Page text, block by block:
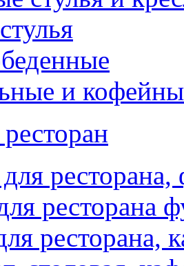
и
ресторана,
ресторана
ресторана,